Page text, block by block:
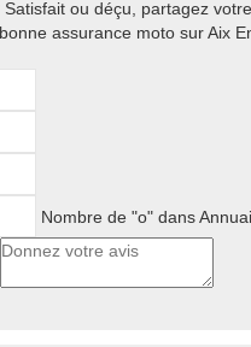
ou déçu, partagez
assurance moto sur Aix
Nombre de "o" dans